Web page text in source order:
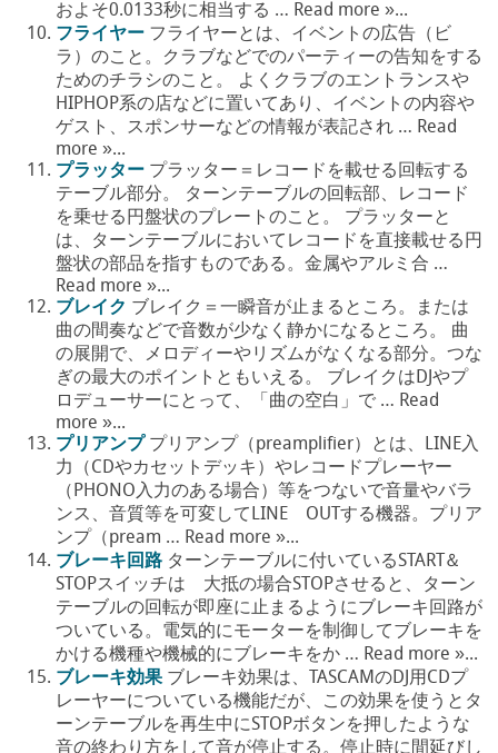
およそ0.0133秒に相当する … Read more »...
フライヤー フライヤーとは、イベントの広告（ビ
ラ）のこと。クラブなどでのパーティーの告知をする
ためのチラシのこと。 よくクラブのエントランスや
HIPHOP系の店などに置いてあり、イベントの内容や
ゲスト、スポンサーなどの情報が表記され … Read
more »...
プラッター プラッター＝レコードを載せる回転する
テーブル部分。 ターンテーブルの回転部、レコード
を乗せる円盤状のプレートのこと。 プラッターと
は、ターンテーブルにおいてレコードを直接載せる円
盤状の部品を指すものである。金属やアルミ合 …
Read more »...
ブレイク ブレイク＝一瞬音が止まるところ。または
曲の間奏などで音数が少なく静かになるところ。 曲
の展開で、メロディーやリズムがなくなる部分。つな
ぎの最大のポイントともいえる。 ブレイクはDJやプ
ロデューサーにとって、「曲の空白」で … Read
more »...
プリアンプ プリアンプ（preamplifier）とは、LINE入
力（CDやカセットデッキ）やレコードプレーヤー
（PHONO入力のある場合）等をつないで音量やバラ
ンス、音質等を可変してLINE OUTする機器。プリア
ンプ（pream … Read more »...
ブレーキ回路 ターンテーブルに付いているSTART＆
STOPスイッチは 大抵の場合STOPさせると、ターン
テーブルの回転が即座に止まるようにブレーキ回路が
ついている。電気的にモーターを制御してブレーキを
かける機種や機械的にブレーキをか … Read more »...
ブレーキ効果 ブレーキ効果は、TASCAMのDJ用CDプ
レーヤーについている機能だが、この効果を使うとタ
ーンテーブルを再生中にSTOPボタンを押したような
音の終わり方をして音が停止する。停止時に間延びし